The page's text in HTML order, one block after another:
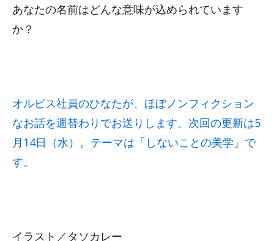
あなたの名前はどんな意味が込められています
か？
オルビス社員のひなたが、ほぼノンフィクション
なお話を週替わりでお送りします。次回の更新は5
月14日（水）。テーマは「しないことの美学」で
す。
イラスト／タソカレー